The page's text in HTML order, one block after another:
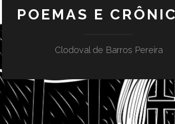
POEMAS E
Clodoval de Barros Pereira